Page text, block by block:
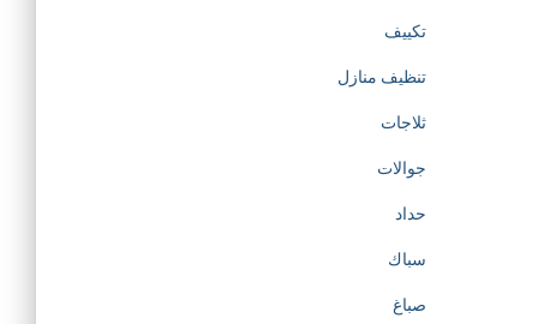
تكييف
تنظيف منازل
ثلاجات
جوالات
حداد
سباك
صباغ